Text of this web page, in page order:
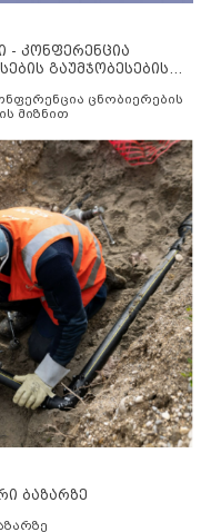
- კონფერენცია
გაუმჯობესების
ცნობიერების
მიზნით
ბაზარზე